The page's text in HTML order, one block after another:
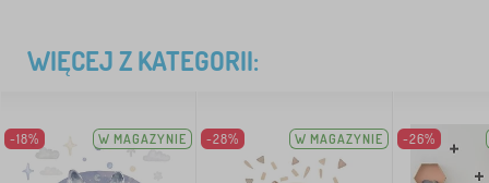
WIĘCEJ Z KATEGORII:
-18% W MAGAZYNIE -28% W MAGAZYNIE -26%